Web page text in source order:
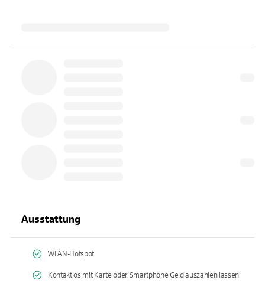
Ausstattung
WLAN-Hotspot
Kontaktlos mit Karte oder Smartphone Geld auszahlen lassen